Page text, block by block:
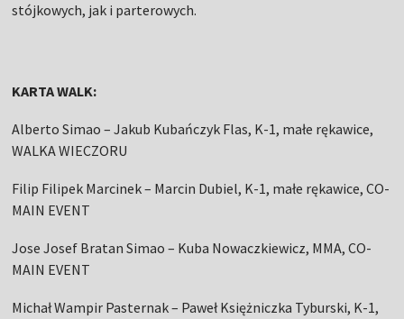
stójkowych, jak i parterowych.
KARTA WALK:
Alberto Simao – Jakub Kubańczyk Flas, K-1, małe rękawice,
WALKA WIECZORU
Filip Filipek Marcinek – Marcin Dubiel, K-1, małe rękawice, CO-
MAIN EVENT
Jose Josef Bratan Simao – Kuba Nowaczkiewicz, MMA, CO-
MAIN EVENT
Michał Wampir Pasternak – Paweł Księżniczka Tyburski, K-1,